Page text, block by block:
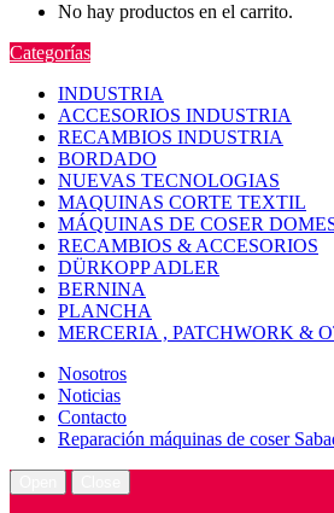
No hay productos en el carrito.
Categorías
INDUSTRIA
ACCESORIOS INDUSTRIA
RECAMBIOS INDUSTRIA
BORDADO
NUEVAS TECNOLOGIAS
MAQUINAS CORTE TEXTIL
MÁQUINAS DE COSER
RECAMBIOS & ACCESORIOS
DÜRKOPP ADLER
BERNINA
PLANCHA
MERCERIA , PATCHWORK &
Nosotros
Noticias
Contacto
Reparación máquinas de coser